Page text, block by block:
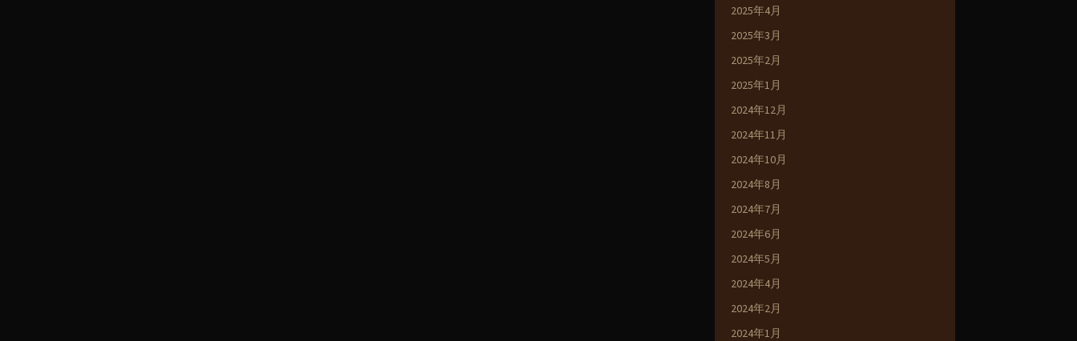
2025年4月
2025年3月
2025年2月
2025年1月
2024年12月
2024年11月
2024年10月
2024年8月
2024年7月
2024年6月
2024年5月
2024年4月
2024年2月
2024年1月